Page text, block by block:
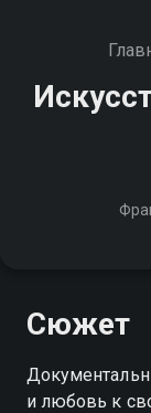
Сюжет
и любовь к